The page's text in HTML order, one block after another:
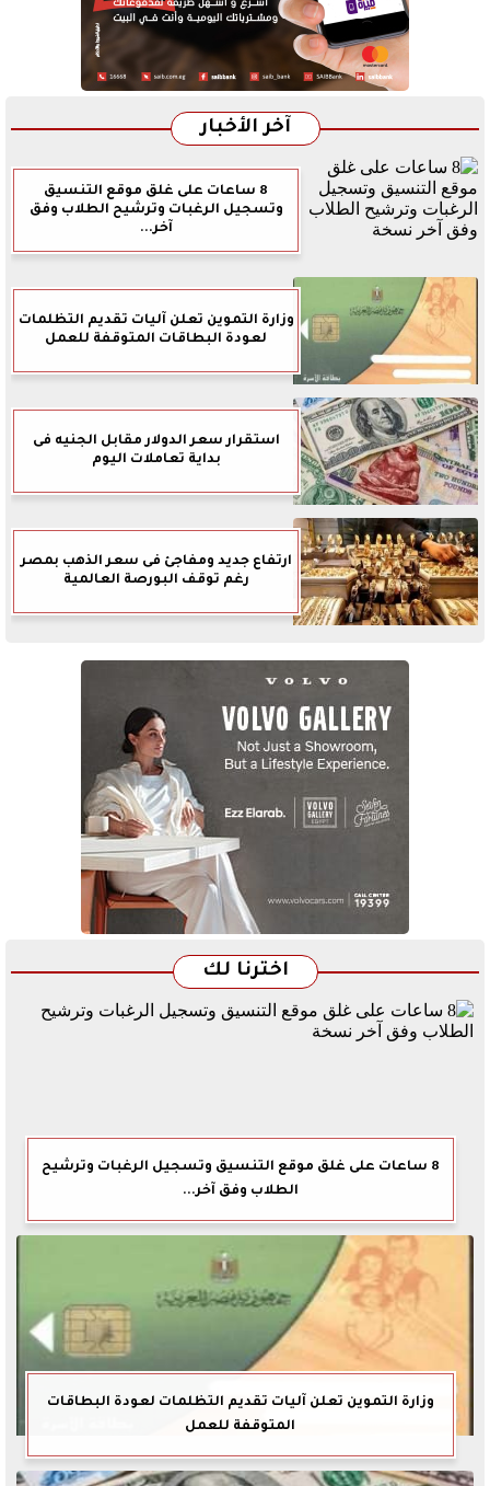
آخر الأخبار
8 ساعات على غلق موقع التنسيق
وتسجيل الرغبات وترشيح الطلاب وفق
آخر...
وزارة التموين تعلن آليات تقديم التظلمات
لعودة البطاقات المتوقفة للعمل
استقرار سعر الدولار مقابل الجنيه فى
بداية تعاملات اليوم
ارتفاع جديد ومفاجئ فى سعر الذهب بمصر
رغم توقف البورصة العالمية
اخترنا لك
8 ساعات على غلق موقع التنسيق وتسجيل الرغبات وترشيح
الطلاب وفق آخر...
وزارة التموين تعلن آليات تقديم التظلمات لعودة البطاقات
المتوقفة للعمل